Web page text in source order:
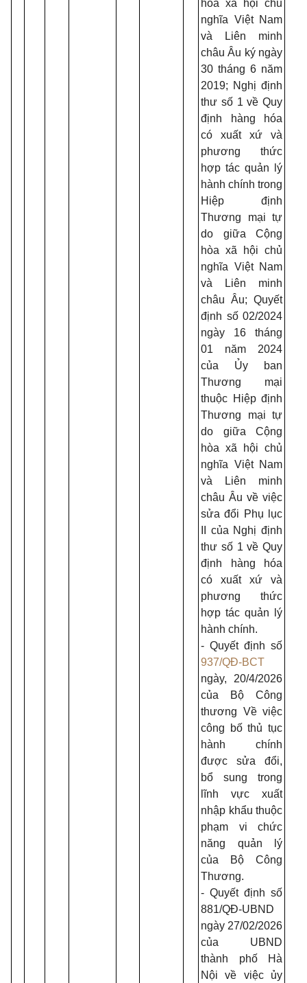
hòa xã hội chủ
nghĩa Việt Nam
và Liên minh
châu Âu ký ngày
30 tháng 6 năm
2019; Nghị định
thư số 1 về Quy
định hàng hóa
có xuất xứ và
phương thức
hợp tác quản lý
hành chính trong
Hiệp định
Thương mại tự
do giữa Cộng
hòa xã hội chủ
nghĩa Việt Nam
và Liên minh
châu Âu; Quyết
định số 02/2024
ngày 16 tháng
01 năm 2024
của Ủy ban
Thương mại
thuộc Hiệp định
Thương mại tự
do giữa Cộng
hòa xã hội chủ
nghĩa Việt Nam
và Liên minh
châu Âu về việc
sửa đổi Phụ lục
II của Nghị định
thư số 1 về Quy
định hàng hóa
có xuất xứ và
phương thức
hợp tác quản lý
hành chính.
- Quyết định số
937/QĐ-BCT
ngày, 20/4/2026
của Bộ Công
thương Về việc
công bố thủ tục
hành chính
được sửa đổi,
bổ sung trong
lĩnh vực xuất
nhập khẩu thuộc
phạm vi chức
năng quản lý
của Bộ Công
Thương.
- Quyết định số
881/QĐ-UBND
ngày 27/02/2026
của UBND
thành phố Hà
Nội về việc ủy